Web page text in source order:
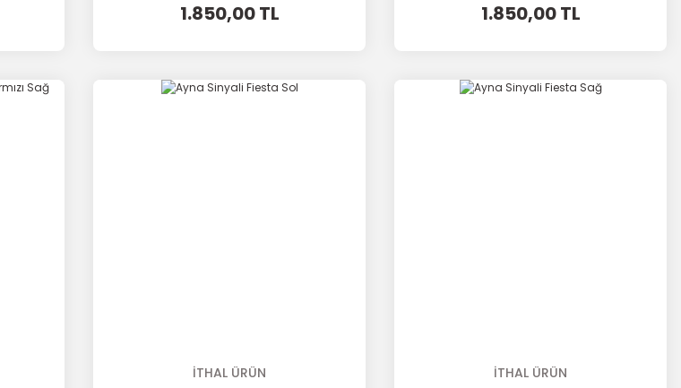
1.850,00 TL 1.850,00 TL
İTHAL ÜRÜN
İTHAL ÜRÜN